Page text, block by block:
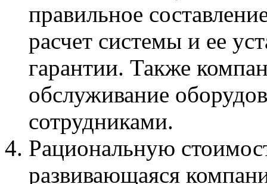
правильное
расчет системы и ее
гарантии. Также
обслуживание
сотрудниками.
Рациональную
развивающаяся